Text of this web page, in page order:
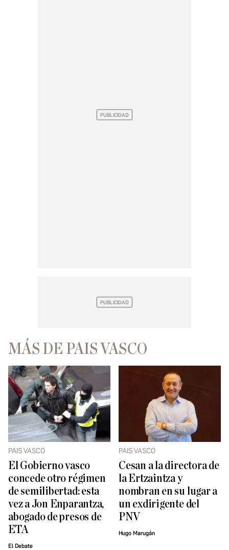
MÁS DE PAIS VASCO
PAIS VASCO
El Gobierno vasco
concede otro régimen
de semilibertad: esta
vez a Jon Enparantza,
abogado de presos de
ETA
El Debate
PAIS VASCO
Cesan a la directora de
la Ertzaintza y
nombran en su lugar a
un exdirigente del
PNV
Hugo Marugán